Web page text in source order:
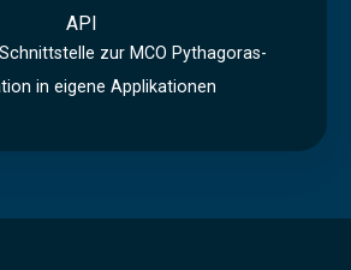
r
e
e
API
zur MCO Pythagoras-
in eigene Applikationen